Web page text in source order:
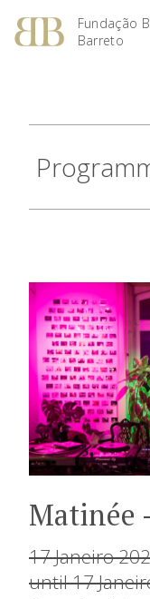
Fundação
Barreto
Matinée
17 Janeiro
until 17